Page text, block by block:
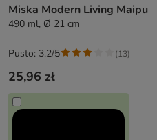
Miska Modern Living Maipu
490 ml, Ø 21 cm
25,96 zł
Pusto: 3.2/5 (13)